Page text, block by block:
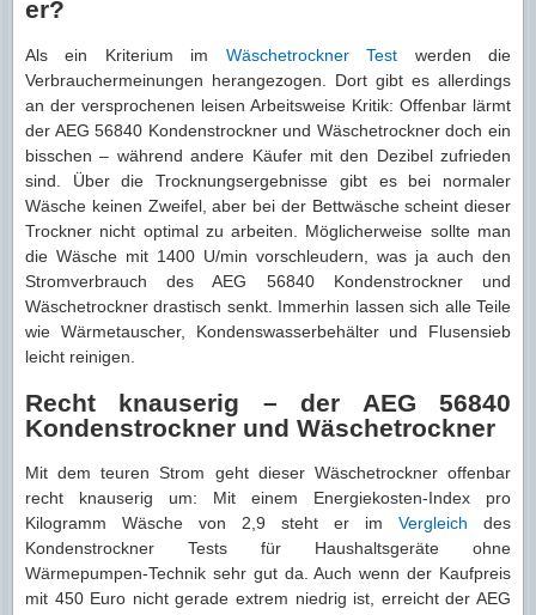
er?
Als ein Kriterium im Wäschetrockner Test werden die
Verbrauchermeinungen herangezogen. Dort gibt es allerdings
an der versprochenen leisen Arbeitsweise Kritik: Offenbar lärmt
der AEG 56840 Kondenstrockner und Wäschetrockner doch ein
bisschen – während andere Käufer mit den Dezibel zufrieden
sind. Über die Trocknungsergebnisse gibt es bei normaler
Wäsche keinen Zweifel, aber bei der Bettwäsche scheint dieser
Trockner nicht optimal zu arbeiten. Möglicherweise sollte man
die Wäsche mit 1400 U/min vorschleudern, was ja auch den
Stromverbrauch des AEG 56840 Kondenstrockner und
Wäschetrockner drastisch senkt. Immerhin lassen sich alle Teile
wie Wärmetauscher, Kondenswasserbehälter und Flusensieb
leicht reinigen.
Recht knauserig – der AEG 56840
Kondenstrockner und Wäschetrockner
Mit dem teuren Strom geht dieser Wäschetrockner offenbar
recht knauserig um: Mit einem Energiekosten-Index pro
Kilogramm Wäsche von 2,9 steht er im Vergleich des
Kondenstrockner Tests für Haushaltsgeräte ohne
Wärmepumpen-Technik sehr gut da. Auch wenn der Kaufpreis
mit 450 Euro nicht gerade extrem niedrig ist, erreicht der AEG